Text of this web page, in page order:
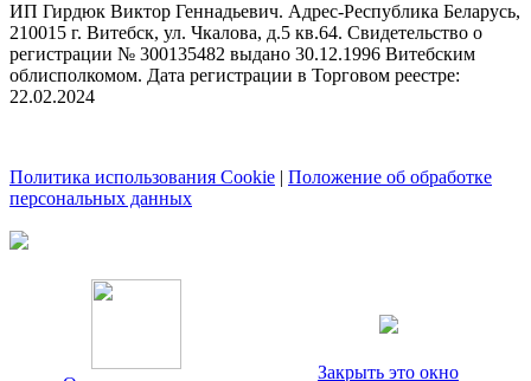
ИП Гирдюк Виктор Геннадьевич. Адрес-Республика Беларусь,
210015 г. Витебск, ул. Чкалова, д.5 кв.64. Свидетельство о
регистрации № 300135482 выдано 30.12.1996 Витебским
облисполкомом. Дата регистрации в Торговом реестре:
22.02.2024
Политика использования Cookie | Положение об обработке
персональных данных
Закрыть это окно